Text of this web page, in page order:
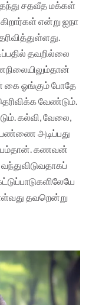
சதவீத மக்கள்
என்று ஐநா
தவறில்லை
கை ஓங்கும் போதே
வேண்டும்.
கல்வி, வேலை,
அடிப்பது
கணவன்
தவறென்று